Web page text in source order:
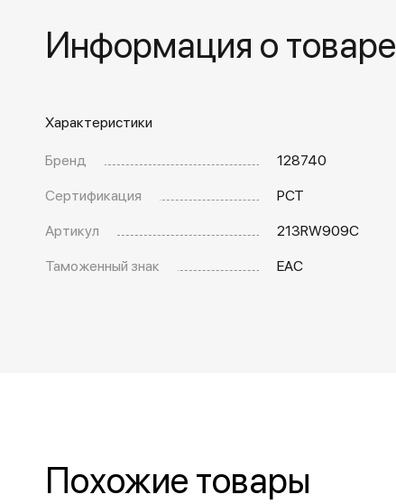
Информация о товаре
Характеристики
Бренд
128740
Сертификация
РСТ
Артикул
213RW909C
Таможенный знак
EAC
Похожие товары